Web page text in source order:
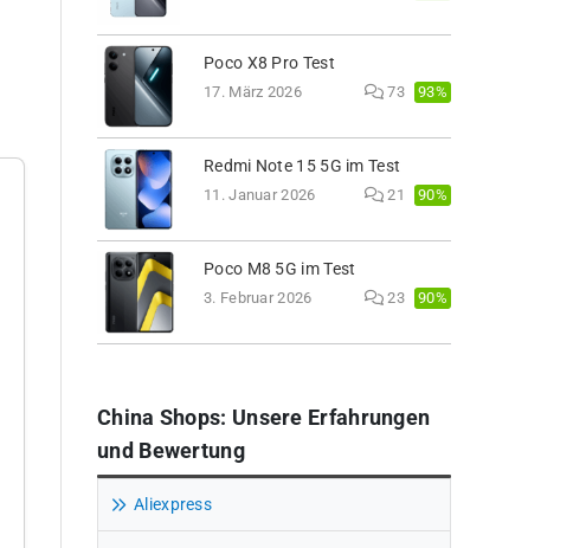
Poco X8 Pro Test
17. März 2026 73 93%
Redmi Note 15 5G im Test
11. Januar 2026 21 90%
Poco M8 5G im Test
3. Februar 2026 23 90%
China Shops: Unsere Erfahrungen
und Bewertung
Aliexpress